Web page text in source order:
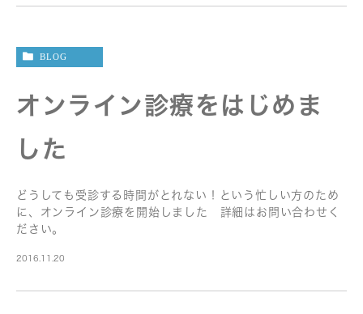
BLOG
オンライン診療をはじめま
した
どうしても受診する時間がとれない！という忙しい方のため
に、オンライン診療を開始しました 詳細はお問い合わせく
ださい。
2016.11.20